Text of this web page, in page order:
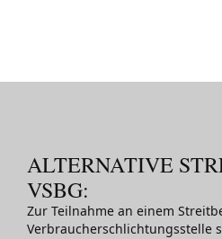
ALTERNATIVE
SBG:
Zur Teilnahme an einem
Verbraucherschlichtungsstelle